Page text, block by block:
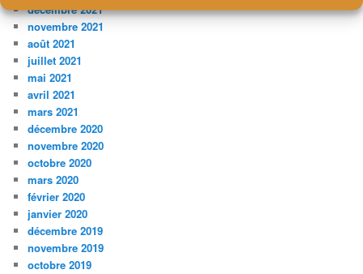
décembre 2021
novembre 2021
août 2021
juillet 2021
mai 2021
avril 2021
mars 2021
décembre 2020
novembre 2020
octobre 2020
mars 2020
février 2020
janvier 2020
décembre 2019
novembre 2019
octobre 2019